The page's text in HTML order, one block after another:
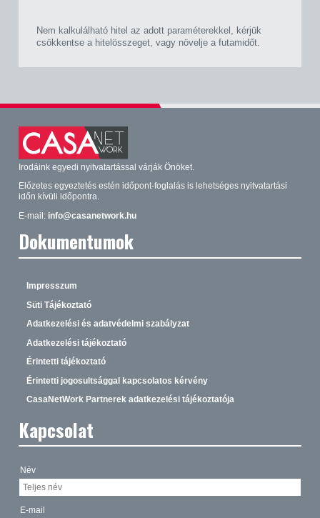
Nem kalkulálható hitel az adott paraméterekkel, kérjük
csökkentse a hitelösszeget, vagy növelje a futamidőt.
Irodáink egyedi nyitvatartással várják Önöket.
Előzetes egyeztetés estén időpont-foglalás is lehetséges nyitvatartási
időn kívüli időpontra.
E-mail: info@casanetwork.hu
Dokumentumok
Impresszum
Süti Tájékoztató
Adatkezelési és adatvédelmi szabályzat
Adatkezelési tájékoztató
Érintetti tájékoztató
Érintetti jogosultsággal kapcsolatos kérvény
CasaNetWork Partnerek adatkezelési tájékoztatója
Kapcsolat
Név
E-mail